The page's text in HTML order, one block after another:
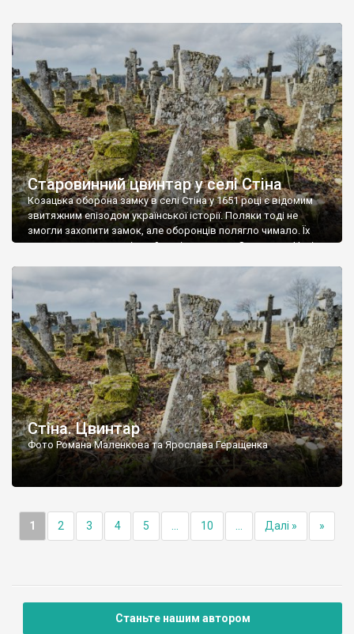
Старовинний цвинтар у селі Стіна
Козацька оборона замку в селі Стіна у 1651 році є відомим
звитяжним епізодом української історії. Поляки тоді не
змогли захопити замок, але оборонців полягло чимало. Їх
поховали на цвинтарі, який тоді називався Замковим. Нині на
ньому чимало хрестів 19 століття, є такі, де епітафії стер […]
Стіна. Цвинтар
Фото Романа Маленкова та Ярослава Геращенка
1 2 3 4 5 10 Далі » »
Станьте нашим автором